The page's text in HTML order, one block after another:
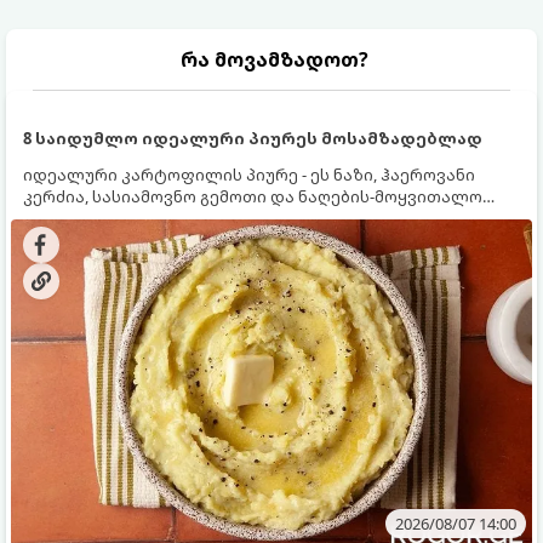
რა მოვამზადოთ?
8 საიდუმლო იდეალური პიურეს მოსამზადებლად
იდეალური კარტოფილის პიურე - ეს ნაზი, ჰაეროვანი
კერძია, სასიამოვნო გემოთი და ნაღების-მოყვითალო
ფერით. მისი მომზადება ძალიან მარტივია, მაგრამ
არსებობს რამდენიმე საიდუმლო, რომლებიც უნდა
იცოდეთ, რომ პიურე იდეალურად გემრიელი გამოვიდეს.
2026/08/07 14:00